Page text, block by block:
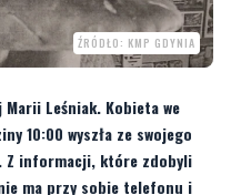
Leśniak. Kobieta we
10:00 wyszła ze swojego
ma przy sobie telefonu i
może być zagrożone.
godz.